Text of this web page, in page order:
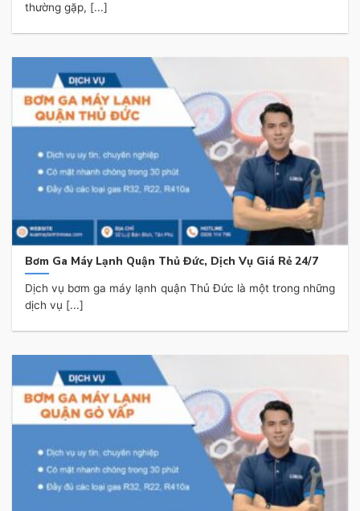
thường gặp, [...]
Bơm Ga Máy Lạnh Quận Thủ Đức, Dịch Vụ Giá Rẻ 24/7
Dịch vụ bơm ga máy lạnh quận Thủ Đức là một trong những
dịch vụ [...]